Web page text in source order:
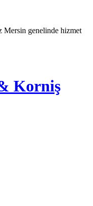
Mersin genelinde hizmet
Korniş